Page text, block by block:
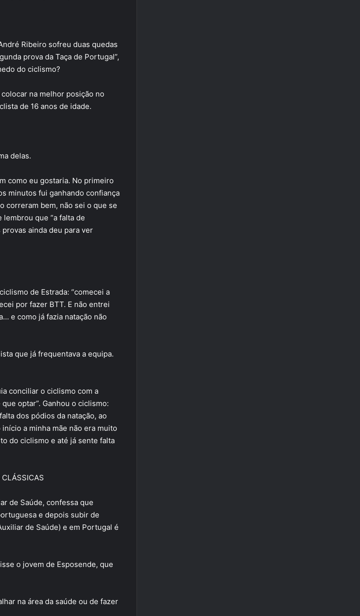
Ribeiro sofreu duas quedas
prova da Taça de Portugal”,
do ciclismo?
na melhor posição no
de 16 anos de idade.
delas.
como eu gostaria. No primeiro
minutos fui ganhando confiança
correram bem, não sei o que se
que “a falta de
ainda deu para ver
de Estrada: “comecei a
por fazer BTT. E não entrei
e como já fazia natação não
que já frequentava a equipa.
conciliar o ciclismo com a
optar”. Ganhou o ciclismo:
dos pódios da natação, ao
a minha mãe não era muito
do ciclismo e até já sente falta
CLÁSSICAS
de Saúde, confessa que
e depois subir de
de Saúde) e em Portugal é
o jovem de Esposende, que
na área da saúde ou de fazer